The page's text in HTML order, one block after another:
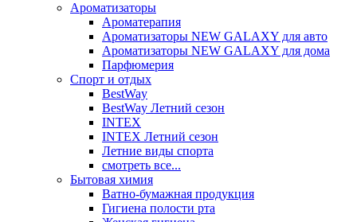
Ароматизаторы
Ароматерапия
Ароматизаторы NEW GALAXY для авто
Ароматизаторы NEW GALAXY для дома
Парфюмерия
Спорт и отдых
BestWay
BestWay Летний сезон
INTEX
INTEX Летний сезон
Летние виды спорта
смотреть все...
Бытовая химия
Ватно-бумажная продукция
Гигиена полости рта